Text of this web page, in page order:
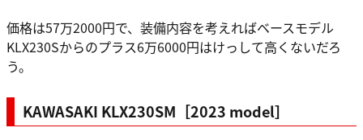
価格は57万2000円で、装備内容を考えればベースモデル
KLX230Sからのプラス6万6000円はけっして高くないだろ
う。
KAWASAKI KLX230SM［2023 model］